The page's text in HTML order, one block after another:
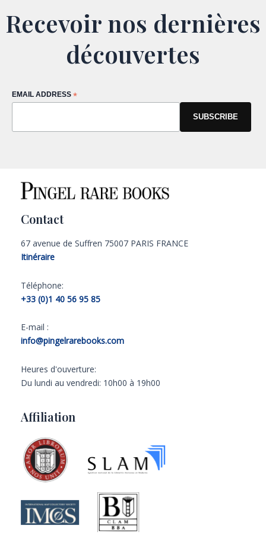
Recevoir nos dernières
découvertes
EMAIL ADDRESS *
Contact
67 avenue de Suffren 75007 PARIS FRANCE
Itinéraire
Téléphone:
+33 (0)1 40 56 95 85
E-mail :
info@pingelrarebooks.com
Heures d'ouverture:
Du lundi au vendredi: 10h00 à 19h00
Affiliation